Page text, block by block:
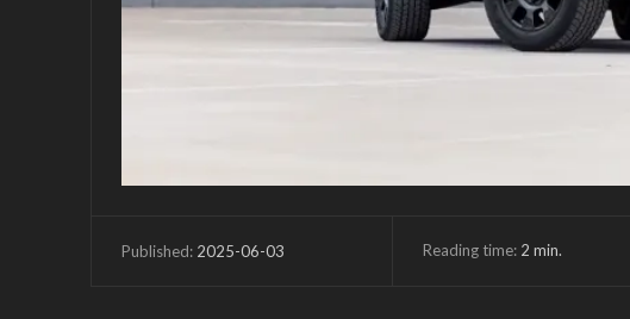
Published: 2025-06-03 Reading time: 2 min.